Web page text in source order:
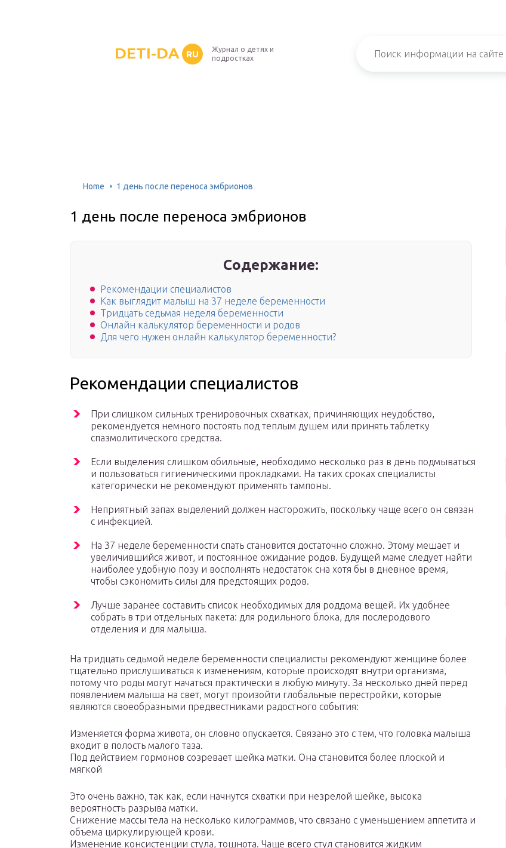
DETI-DA RU
Журнал о детях и
подростках
Home 1 день после переноса эмбрионов
1 день после переноса эмбрионов
Содержание:
Рекомендации специалистов
Как выглядит малыш на 37 неделе беременности
Тридцать седьмая неделя беременности
Онлайн калькулятор беременности и родов
Для чего нужен онлайн калькулятор беременности?
Рекомендации специалистов
При слишком сильных тренировочных схватках, причиняющих неудобство,
рекомендуется немного постоять под теплым душем или принять таблетку
спазмолитического средства.
Если выделения слишком обильные, необходимо несколько раз в день подмываться
и пользоваться гигиеническими прокладками. На таких сроках специалисты
категорически не рекомендуют применять тампоны.
Неприятный запах выделений должен насторожить, поскольку чаще всего он связан
с инфекцией.
На 37 неделе беременности спать становится достаточно сложно. Этому мешает и
увеличившийся живот, и постоянное ожидание родов. Будущей маме следует найти
наиболее удобную позу и восполнять недостаток сна хотя бы в дневное время,
чтобы сэкономить силы для предстоящих родов.
Лучше заранее составить список необходимых для роддома вещей. Их удобнее
собрать в три отдельных пакета: для родильного блока, для послеродового
отделения и для малыша.
На тридцать седьмой неделе беременности специалисты рекомендуют женщине более
тщательно прислушиваться к изменениям, которые происходят внутри организма,
потому что роды могут начаться практически в любую минуту. За несколько дней перед
появлением малыша на свет, могут произойти глобальные перестройки, которые
являются своеобразными предвестниками радостного события:
Изменяется форма живота, он словно опускается. Связано это с тем, что головка малыша
входит в полость малого таза.
Под действием гормонов созревает шейка матки. Она становится более плоской и
мягкой
Это очень важно, так как, если начнутся схватки при незрелой шейке, высока
вероятность разрыва матки.
Снижение массы тела на несколько килограммов, что связано с уменьшением аппетита и
объема циркулирующей крови.
Изменение консистенции стула, тошнота. Чаще всего стул становится жидким